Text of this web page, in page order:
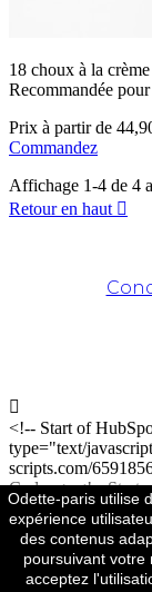
18 choux à la crème
Recommandée
Prix à partir de
Commandez
Affichage 1-4 de 4
Retour en haut 

Odette-paris utilise
expérience
des contenus
poursuivant votre
acceptez
<!-- Start of
type="text/
scripts.com/
Code --> <!-- Start
type="text/
na1.hs-scripts.com/
Embed Code -->
byQuatre vingt